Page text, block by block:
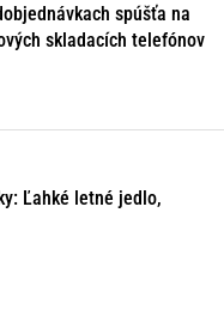
spúšťa na
skladacích telefónov
Ľahké letné jedlo,